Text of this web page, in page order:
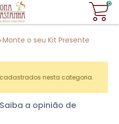
0
Monte o seu Kit Presente
nesta categoria.
Saiba a opinião de